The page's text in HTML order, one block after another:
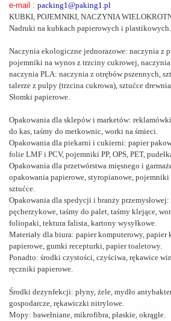
e-mail : packing1@paking1.pl
KUBKI, POJEMNIKI, NACZYNIA
Nadruki na kubkach papierowych i plastikowych.
Naczynia ekologiczne jednorazowe: naczynia z
pojemniki na wynos z trzciny cukrowej,
naczynia PLA: naczynia z otrębów pszennych,
talerze z pulpy (trzcina cukrowa), sztućce
Słomki papierowe.
Opakowania dla sklepów i marketów:
do kas, taśmy do metkownic, worki na śmieci.
Opakowania dla piekarni i cukierni: papier
folie LMF i PCV, pojemniki PP, OPS, PET,
Opakowania dla przetwórstwa mięsnego i
opakowania papierowe, styropianowe,
sztućce.
Opakowania dla spedycji i branży
pęcherzykowe, taśmy do palet, taśmy klejące,
foliopaki, tektura falista, kartony wysyłkowe.
Materiały dla biura: papier komputerowy, papier
papierowe, gumki recepturki, papier toaletowy.
Ponadto: środki czystości, czyściwa, rękawice
ręczniki papierowe.
Środki dezynfekcji: płyny, żele, mydło
gospodarcze, rękawiczki nitrylowe.
Mopy: bawełniane, mikrofibra, płaskie, okrągłe.